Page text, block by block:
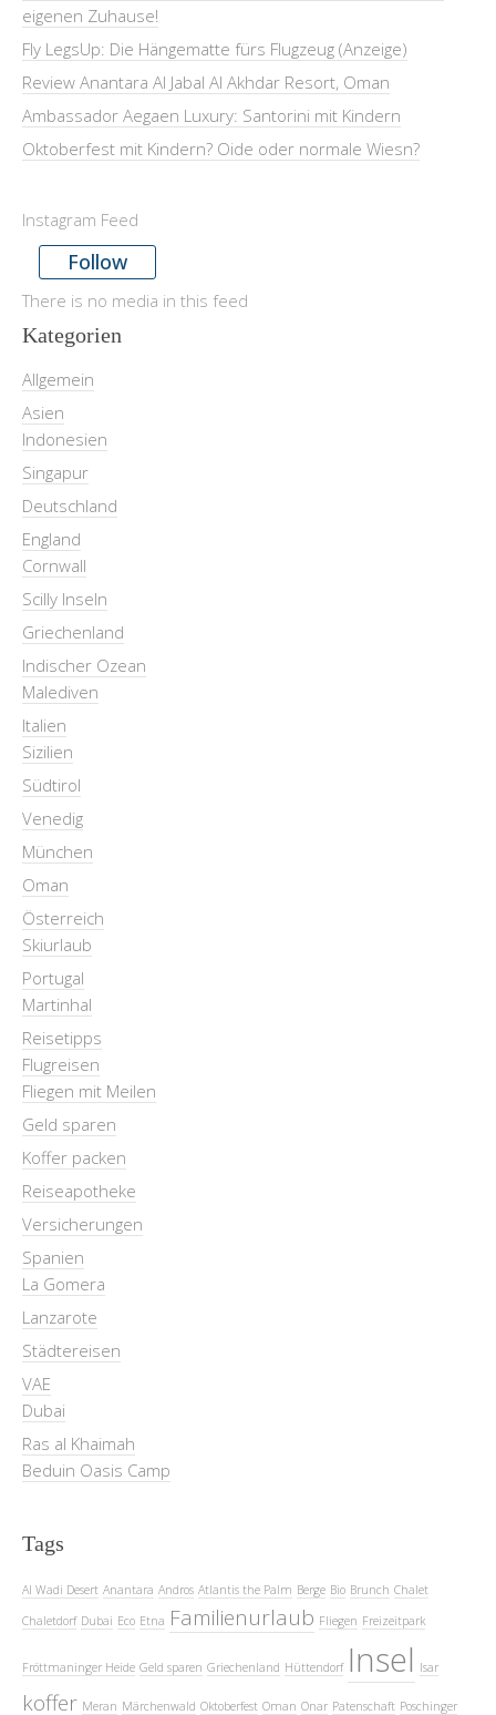
eigenen Zuhause!
Fly LegsUp: Die Hängematte fürs Flugzeug (Anzeige)
Review Anantara Al Jabal Al Akhdar Resort, Oman
Ambassador Aegaen Luxury: Santorini mit Kindern
Oktoberfest mit Kindern? Oide oder normale Wiesn?
Instagram Feed
Follow
There is no media in this feed
Kategorien
Allgemein
Asien
Indonesien
Singapur
Deutschland
England
Cornwall
Scilly Inseln
Griechenland
Indischer Ozean
Malediven
Italien
Sizilien
Südtirol
Venedig
München
Oman
Österreich
Skiurlaub
Portugal
Martinhal
Reisetipps
Flugreisen
Fliegen mit Meilen
Geld sparen
Koffer packen
Reiseapotheke
Versicherungen
Spanien
La Gomera
Lanzarote
Städtereisen
VAE
Dubai
Ras al Khaimah
Beduin Oasis Camp
Tags
Al Wadi Desert Anantara Andros Atlantis the Palm Berge Bio Brunch Chalet
Chaletdorf Dubai Eco Etna Familienurlaub Fliegen Freizeitpark
Fröttmaninger Heide Geld sparen Griechenland Hüttendorf Insel Isar
koffer Meran Märchenwald Oktoberfest Oman Onar Patenschaft Poschinger